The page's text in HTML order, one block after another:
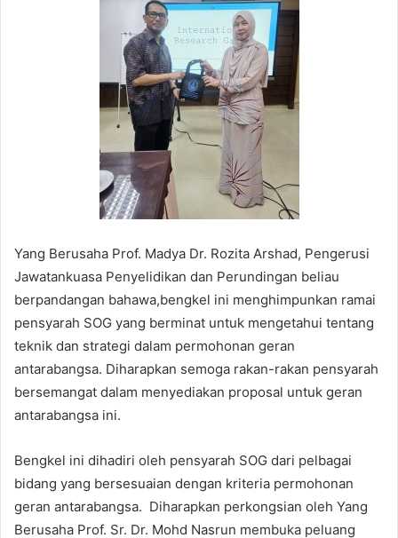
Yang Berusaha Prof. Madya Dr. Rozita Arshad, Pengerusi
Jawatankuasa Penyelidikan dan Perundingan beliau
berpandangan bahawa,bengkel ini menghimpunkan ramai
pensyarah SOG yang berminat untuk mengetahui tentang
teknik dan strategi dalam permohonan geran
antarabangsa. Diharapkan semoga rakan-rakan pensyarah
bersemangat dalam menyediakan proposal untuk geran
antarabangsa ini.
Bengkel ini dihadiri oleh pensyarah SOG dari pelbagai
bidang yang bersesuaian dengan kriteria permohonan
geran antarabangsa. Diharapkan perkongsian oleh Yang
Berusaha Prof. Sr. Dr. Mohd Nasrun membuka peluang